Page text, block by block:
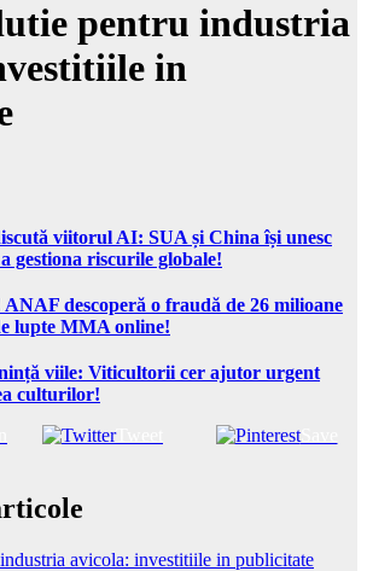
pentru industria
in
viitorul AI: SUA și China își unesc
gestiona riscurile globale!
descoperă o fraudă de 26 milioane
lupte MMA online!
viile: Viticultorii cer ajutor urgent
culturilor!
Tweet Save
avicola: investitiile in publicitate